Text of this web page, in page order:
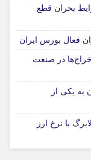
بحران قطع
فعال بورس ایران
در صنعت
یکی از
با نرخ ارز